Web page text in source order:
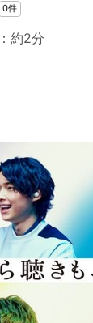
約2分